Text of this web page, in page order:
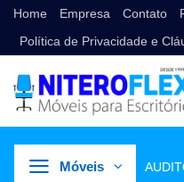
Home Empresa Contato
Política de Privacidade e
Móveis